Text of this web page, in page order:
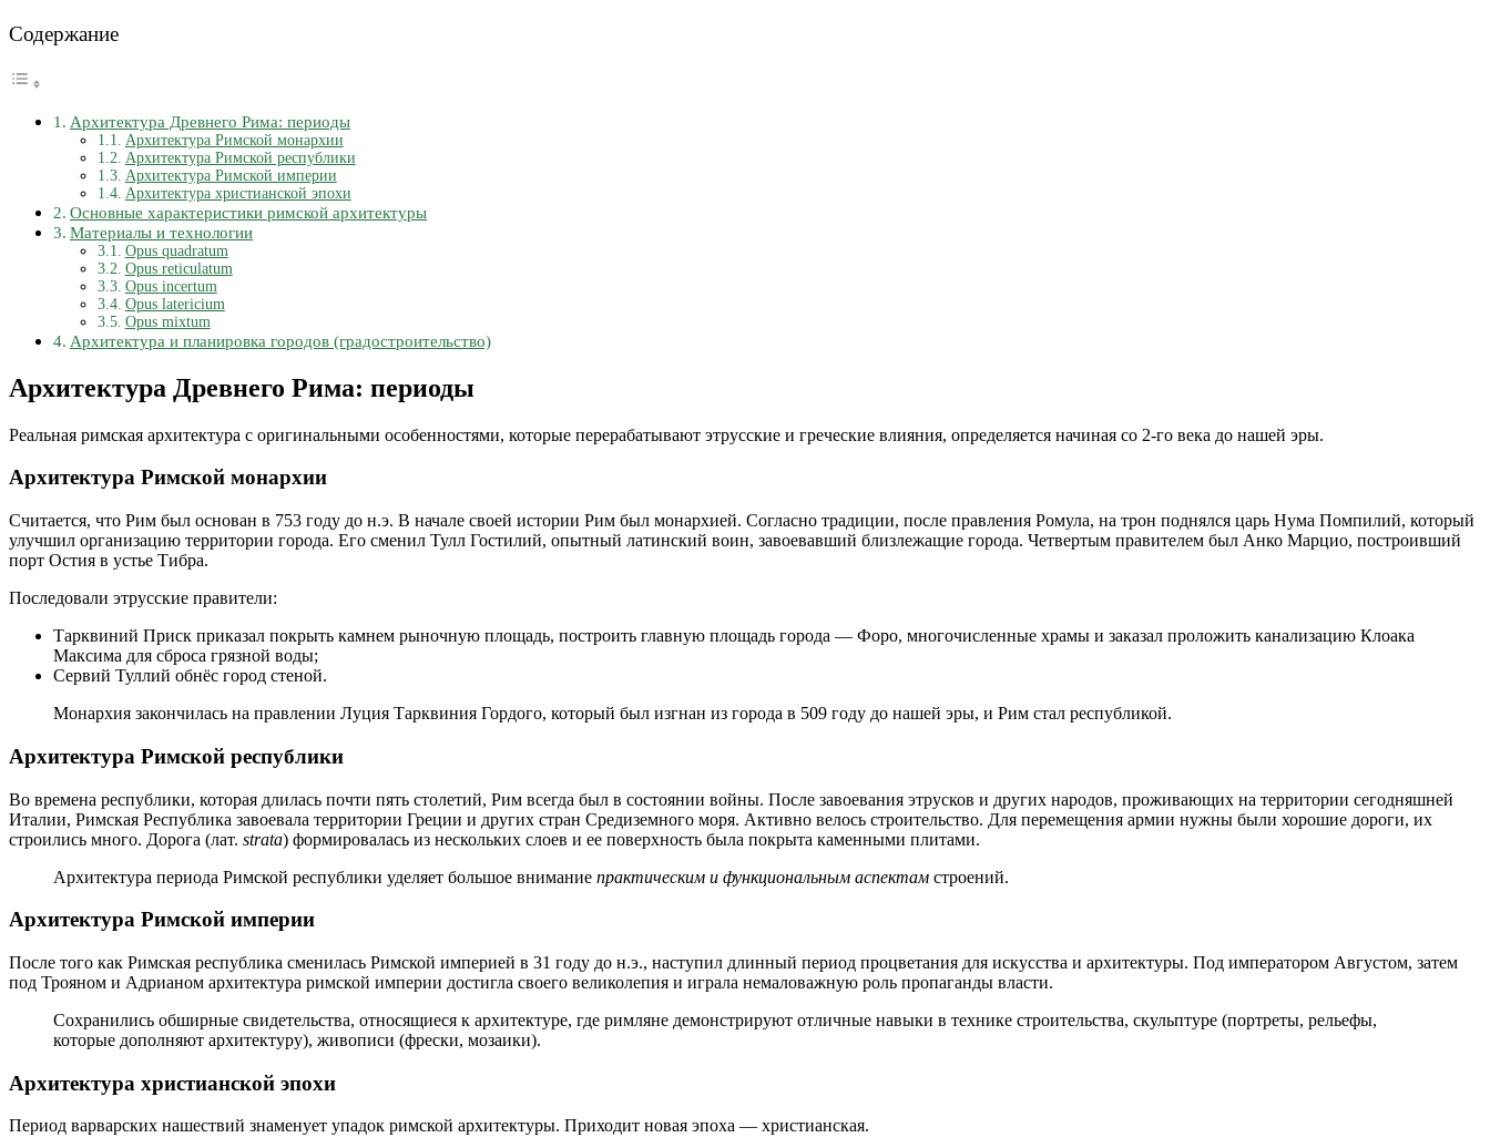
Содержание
Архитектура Древнего Рима: периоды
Архитектура Римской монархии
Архитектура Римской республики
Архитектура Римской империи
Архитектура христианской эпохи
Основные характеристики римской архитектуры
Материалы и технологии
Оpus quadratum
Оpus reticulatum
Оpus incertum
Оpus latericium
Opus mixtum
Архитектура и планировка городов (градостроительство)
Архитектура Древнего Рима: периоды
Реальная римская архитектура с оригинальными особенностями, которые перерабатывают этрусские и греческие влияния, определяется начиная со 2-го века до нашей эры.
Архитектура Римской монархии
Считается, что Рим был основан в 753 году до н.э. В начале своей истории Рим был монархией. Согласно традиции, после правления Ромула, на трон поднялся царь Нума Помпилий, который
улучшил организацию территории города. Его сменил Тулл Гостилий, опытный латинский воин, завоевавший близлежащие города. Четвертым правителем был Анко Марцио, построивший
порт Остия в устье Тибра.
Последовали этрусские правители:
Тарквиний Приск приказал покрыть камнем рыночную площадь, построить главную площадь города — Форо, многочисленные храмы и заказал проложить канализацию Клоака
Максима для сброса грязной воды;
Сервий Туллий обнёс город стеной.
Монархия закончилась на правлении Луция Тарквиния Гордого, который был изгнан из города в 509 году до нашей эры, и Рим стал республикой.
Архитектура Римской республики
Во времена республики, которая длилась почти пять столетий, Рим всегда был в состоянии войны. После завоевания этрусков и других народов, проживающих на территории сегодняшней
Италии, Римская Республика завоевала территории Греции и других стран Средиземного моря. Активно велось строительство. Для перемещения армии нужны были хорошие дороги, их
строились много. Дорога (лат. strata) формировалась из нескольких слоев и ее поверхность была покрыта каменными плитами.
Архитектура периода Римской республики уделяет большое внимание практическим и функциональным аспектам строений.
Архитектура Римской империи
После того как Римская республика сменилась Римской империей в 31 году до н.э., наступил длинный период процветания для искусства и архитектуры. Под императором Августом, затем
под Трояном и Адрианом архитектура римской империи достигла своего великолепия и играла немаловажную роль пропаганды власти.
Сохранились обширные свидетельства, относящиеся к архитектуре, где римляне демонстрируют отличные навыки в технике строительства, скульптуре (портреты, рельефы,
которые дополняют архитектуру), живописи (фрески, мозаики).
Архитектура христианской эпохи
Период варварских нашествий знаменует упадок римской архитектуры. Приходит новая эпоха — христианская.